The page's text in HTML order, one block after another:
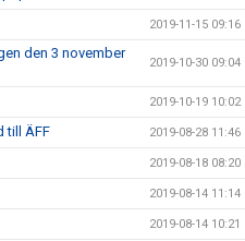
2019-11-15 09:16
den 3 november
2019-10-30 09:04
2019-10-19 10:02
till ÄFF 2019-08-28 11:46
2019-08-18 08:20
2019-08-14 11:14
2019-08-14 10:21